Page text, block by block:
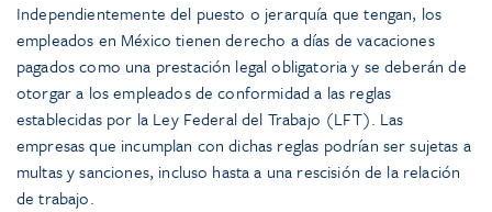
Independientemente del puesto o jerarquía que tengan, los
empleados en México tienen derecho a días de vacaciones
pagados como una prestación legal obligatoria y se deberán de
otorgar a los empleados de conformidad a las reglas
establecidas por la Ley Federal del Trabajo (LFT). Las
empresas que incumplan con dichas reglas podrían ser sujetas a
multas y sanciones, incluso hasta a una rescisión de la relación
de trabajo.